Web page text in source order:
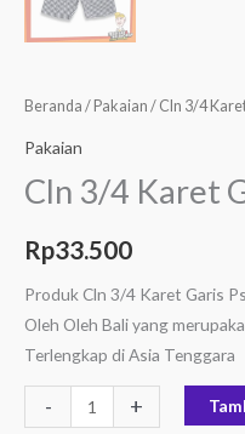
Beranda / Pakaian / Cln 3/4
Pakaian
Cln 3/4 Karet
Rp33.500
Produk Cln 3/4 Karet Garis
Oleh Oleh Bali yang
Terlengkap di Asia Tenggara
- +